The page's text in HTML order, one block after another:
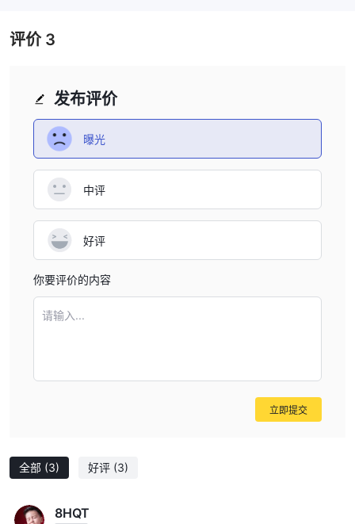
全部 (3) 好评 (3)
8HQT
发布评价
曝光
中评
好评
你要评价的内容
请输入...
立即提交
评价3